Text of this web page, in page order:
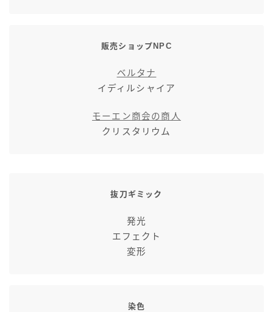
販売ショップNPC
ベルタナ
イディルシャイア
モーエン商会の商人
クリスタリウム
抜刀ギミック
発光
エフェクト
変形
染色